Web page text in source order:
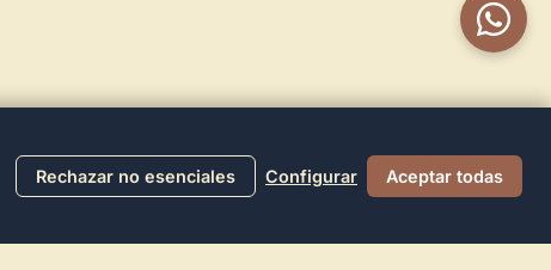
Rechazar no esenciales Configurar Aceptar todas